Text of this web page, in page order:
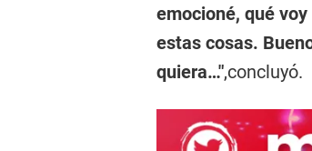
emocioné, qué
estas cosas.
quiera…",concluyó.